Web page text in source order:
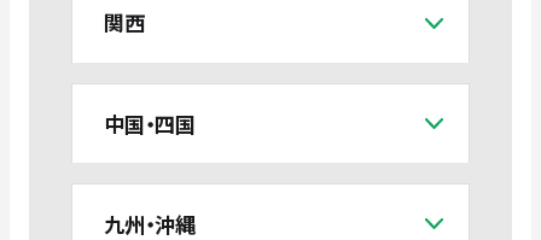
関西
中国・四国
九州・沖縄